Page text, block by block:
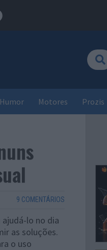
Humor Motores Prozis
9 COMENTÁRIOS
ajudá-lo no dia
as soluções.
o uso